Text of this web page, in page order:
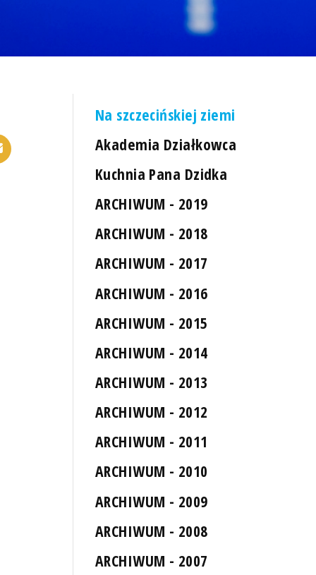
Na szczecińskiej ziemi
Akademia Działkowca
Kuchnia Pana Dzidka
ARCHIWUM - 2019
ARCHIWUM - 2018
ARCHIWUM - 2017
ARCHIWUM - 2016
ARCHIWUM - 2015
ARCHIWUM - 2014
ARCHIWUM - 2013
ARCHIWUM - 2012
ARCHIWUM - 2011
ARCHIWUM - 2010
ARCHIWUM - 2009
ARCHIWUM - 2008
ARCHIWUM - 2007